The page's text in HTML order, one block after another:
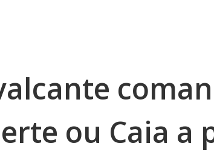
ou Caia a